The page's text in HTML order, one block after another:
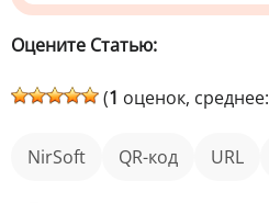
Оцените Статью:
(1 оценок, среднее:
NirSoft QR-код URL